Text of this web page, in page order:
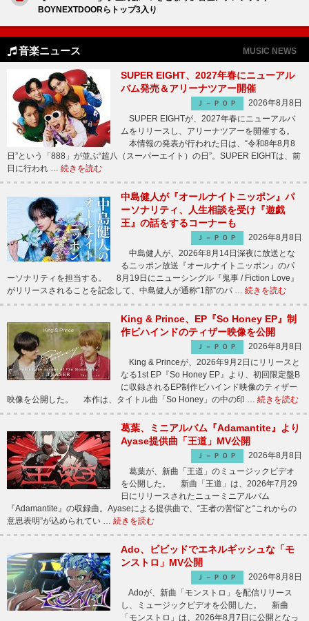
BOYNEXTDOORらトップ3入り
音楽ニュース MUSIC NEWS
SUPER EIGHT、2027年春にニューアル
バム発売＆アリーナツアー開催
Ｊ－ＰＯＰ
2026年8月8日
SUPER EIGHTが、2027年春にニューアルバ
ムをリリースし、アリーナツアーを開催する。
本情報の発表が行われた日は、“令和8年8月8
日”という「888」が並ぶ“超八（スーパーエイト）の日”。SUPER EIGHTは、前
日に行われ … 続きを読む
中島健人が『オールナイトニッポン』パ
ーソナリティ、人生相談を受け『遊戯
王』の話をするコーナーも
Ｊ－ＰＯＰ
2026年8月8日
中島健人が、2026年8月14日深夜に放送とな
るニッポン放送『オールナイトニッポン』のパ
ーソナリティを担当する。 8月19日にニューシングル『鬼事 / Fiction Love』
がリリースされることを記念して、中島健人が通称“1部”のパ … 続きを読む
King & Prince、EP『So Honey EP』制
作ビハインドのティザー映像を公開
Ｊ－ＰＯＰ
2026年8月8日
King & Princeが、2026年9月2日にリリースと
なる1st EP『So Honey EP』より、初回限定盤B
に収録されるEP制作ビハインド映像のティザー
映像を公開した。 本作は、タイトル曲「So Honey」の中の印 … 続きを読む
葛葉、ミニアルバム『Adamantite』より
Ayase提供曲「王道」MV公開
Ｊ－ＰＯＰ
2026年8月8日
葛葉が、新曲「王道」のミュージックビデオ
を公開した。 新曲「王道」は、2026年7月29
日にリリースされたニューミニアルバム
『Adamantite』の収録曲。Ayaseによる提供曲で、“王者の苦悩”と“これからの
意思表明”が込められてい … 続きを読む
Ado、ビビッドでエネルギッシュな「モ
ンストロ」MV公開
Ｊ－ＰＯＰ
2026年8月8日
Adoが、新曲「モンストロ」を配信リリース
し、ミュージックビデオを公開した。 新曲
「モンストロ」は、2026年8月7日に公開となっ